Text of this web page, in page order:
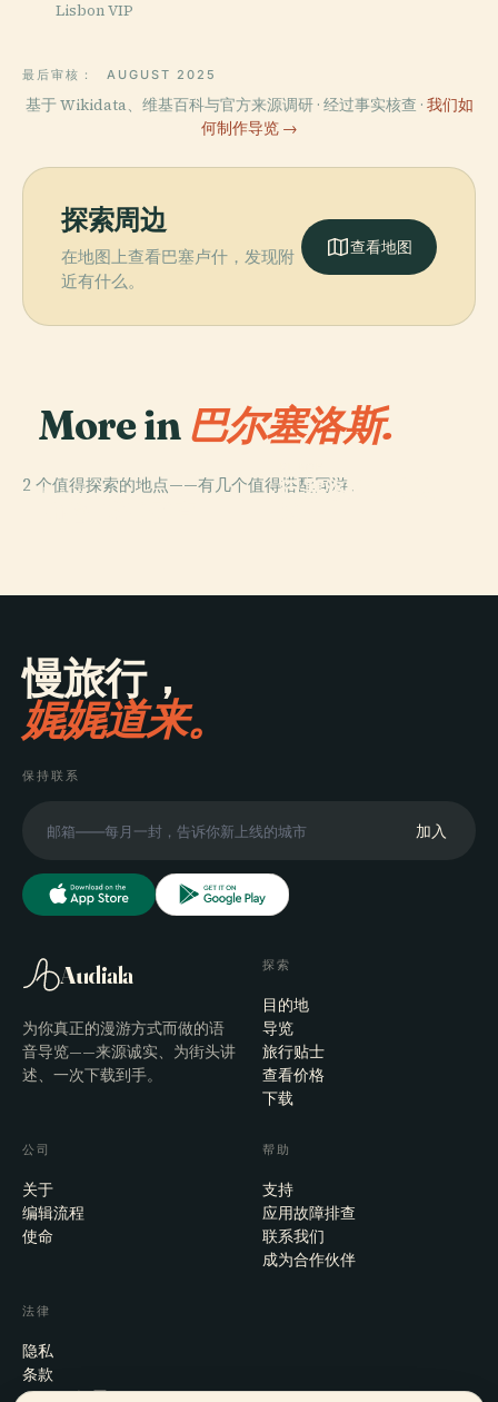
Lisbon VIP
最后审核： AUGUST 2025
基于 Wikidata、维基百科与官方来源调研 · 经过事实核查 · 我们如
何制作导览 →
探索周边
在地图上查看巴塞卢什，发现附
近有什么。
查看地图
More in 巴尔塞洛斯.
2 个值得探索的地点——有几个值得搭配同游。
PLACE
巴塞洛斯司法法
慢旅行，
娓娓道来。
保持联系
加入
Audiala
为你真正的漫游方式而做的语
音导览——来源诚实、为街头讲
述、一次下载到手。
探索
目的地
导览
旅行贴士
查看价格
下载
公司
关于
编辑流程
使命
帮助
支持
应用故障排查
联系我们
成为合作伙伴
法律
隐私
条款
Cookie 设置